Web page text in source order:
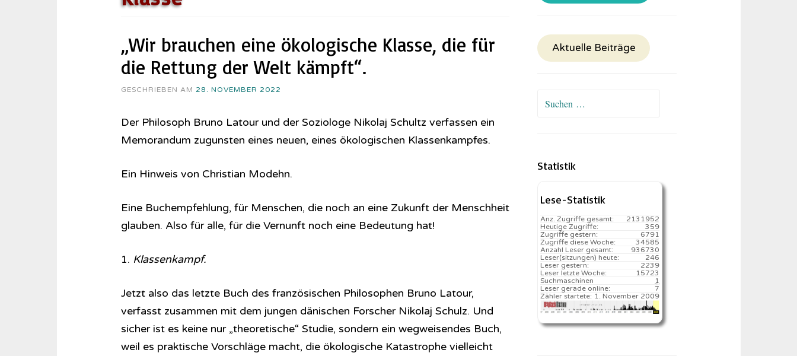
„Wir brauchen eine ökologische Klasse, die für
die Rettung der Welt kämpft“.
GESCHRIEBEN AM 28. NOVEMBER 2022
Der Philosoph Bruno Latour und der Soziologe Nikolaj Schultz verfassen ein
Memorandum zugunsten eines neuen, eines ökologischen Klassenkampfes.
Ein Hinweis von Christian Modehn.
Eine Buchempfehlung, für Menschen, die noch an eine Zukunft der Menschheit
glauben. Also für alle, für die Vernunft noch eine Bedeutung hat!
1. Klassenkampf.
Jetzt also das letzte Buch des französischen Philosophen Bruno Latour,
verfasst zusammen mit dem jungen dänischen Forscher Nikolaj Schulz. Und
sicher ist es keine nur „theoretische“ Studie, sondern ein wegweisendes Buch,
weil es praktische Vorschläge macht, die ökologische Katastrophe vielleicht
Aktuelle Beiträge
Suchen
Statistik
Lese-Statistik
2131952
Anz. Zugriffe gesamt:
359
Heutige Zugriffe:
6791
Zugriffe gestern:
34585
Zugriffe diese Woche:
936730
Anzahl Leser gesamt:
246️
Leser(sitzungen) heute:
2239
Leser gestern:
15723️
Leser letzte Woche:
1
Suchmaschinen
7
Leser gerade online:
1. November 2009
Zähler startete: